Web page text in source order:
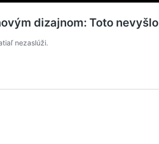
dizajnom: Toto nevyšlo
nezaslúži.